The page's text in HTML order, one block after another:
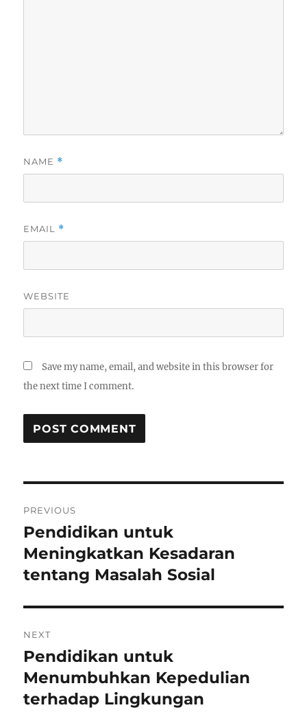
NAME *
EMAIL *
WEBSITE
Save my name, email, and website in this browser for
the next time I comment.
navigation
PREVIOUS
Previous
post:
Pendidikan untuk
Meningkatkan Kesadaran
tentang Masalah Sosial
NEXT
Next
post:
Pendidikan untuk
Menumbuhkan Kepedulian
terhadap Lingkungan